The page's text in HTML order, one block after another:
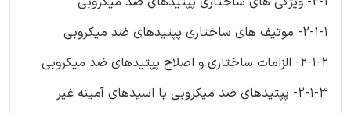
2-1-1- موتیف های ساختاری پپتیدهای ضد میکروبی
2-1-2- الزامات ساختاری و اصلاح پپتیدهای ضد میکروبی
2-1-3- پپتیدهای ضد میکروبی با اسیدهای آمینه غیر